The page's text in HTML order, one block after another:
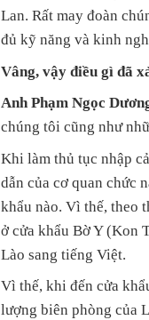
Lan. Rất may đoàn
đủ kỹ năng và kinh
Vâng, vậy điều gì đã
Anh Phạm Ngọc
chúng tôi cũng như
Khi làm thủ tục nhập
dẫn của cơ quan chức
khẩu nào. Vì thế, theo
ở cửa khẩu Bờ Y (Kon
Lào sang tiếng Việt.
Vì thế, khi đến cửa
lượng biên phòng của